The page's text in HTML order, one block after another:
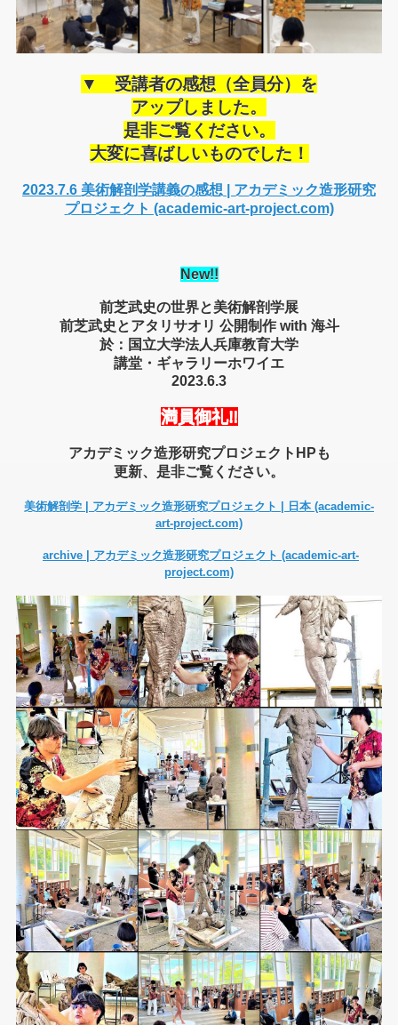
▼ 受講者の感想（全員分）を
アップしました。
是非ご覧ください。
大変に喜ばしいものでした！
2023.7.6 美術解剖学講義の感想 | アカデミック造形研究
プロジェクト (academic-art-project.com)
New!!
前芝武史の世界と美術解剖学展
前芝武史とアタリサオリ 公開制作with 海斗
於：国立大学法人兵庫教育大学
講堂・ギャラリーホワイエ
2023.6.3
満員御礼‼
アカデミック造形研究プロジェクトHPも
更新、 是非ご覧ください。
美術解剖学 | アカデミック造形研究プロジェクト | 日本 (academic-
art-project.com)
archive | アカデミック造形研究プロジェクト (academic-art-
project.com)